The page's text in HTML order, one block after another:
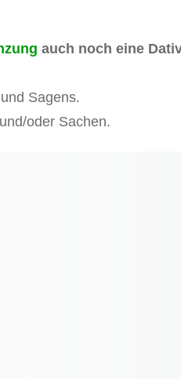
auch noch eine
Sagens.
oder Sachen.